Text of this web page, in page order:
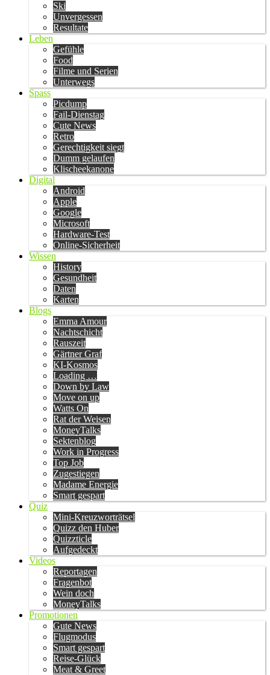
Ski
Unvergessen
Resultate
Leben
Gefühle
Food
Filme und Serien
Unterwegs
Spass
Picdump
Fail-Dienstag
Cute News
Retro
Gerechtigkeit siegt
Dumm gelaufen
Klischeekanone
Digital
Android
Apple
Google
Microsoft
Hardware-Test
Online-Sicherheit
Wissen
History
Gesundheit
Daten
Karten
Blogs
Emma Amour
Nachtschicht
Rauszeit
Gärtner Graf
KI-Kosmos
Loading …
Down by Law
Move on up
Watts On
Rat der Weisen
MoneyTalks
Sektenblog
Work in Progress
Top Job
Zugestiegen
Madame Energie
Smart gespart
Quiz
Mini-Kreuzworträtsel
Quizz den Huber
Quizzticle
Aufgedeckt
Videos
Reportagen
Fragenbot
Wein doch
MoneyTalks
Promotionen
Gute News
Flugmodus
Smart gespart
Reise-Glück
Meat & Greet